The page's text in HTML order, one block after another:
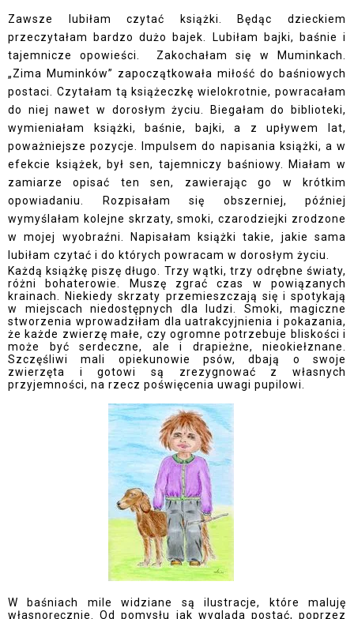
Zawsze lubiłam czytać książki. Będąc dzieckiem
przeczytałam bardzo dużo bajek. Lubiłam bajki, baśnie i
tajemnicze opowieści.
Zakochałam się w Muminkach.
„Zima Muminków” zapoczątkowała miłość do baśniowych
postaci. Czytałam tą książeczkę wielokrotnie, powracałam
do niej nawet w dorosłym życiu. Biegałam do biblioteki,
wymieniałam książki, baśnie, bajki, a z upływem lat,
poważniejsze pozycje. Impulsem do napisania książki, a w
efekcie książek, był sen, tajemniczy baśniowy. Miałam w
zamiarze opisać ten sen, zawierając go w krótkim
opowiadaniu. Rozpisałam się obszerniej, później
wymyślałam kolejne skrzaty, smoki, czarodziejki zrodzone
w mojej wyobraźni. Napisałam książki takie, jakie sama
lubiłam czytać i do których powracam w dorosłym życiu.
Każdą książkę piszę długo. Trzy wątki, trzy odrębne światy,
różni bohaterowie. Muszę zgrać czas w powiązanych
krainach. Niekiedy skrzaty przemieszczają się i spotykają
w miejscach niedostępnych dla ludzi. Smoki, magiczne
stworzenia wprowadziłam dla uatrakcyjnienia i pokazania,
że każde zwierzę małe, czy ogromne potrzebuje bliskości i
może być serdeczne, ale i drapieżne, nieokiełznane.
Szczęśliwi mali opiekunowie psów, dbają o swoje
zwierzęta i gotowi są zrezygnować z własnych
przyjemności, na rzecz poświęcenia uwagi pupilowi.
W baśniach mile widziane są ilustracje, które maluję
własnoręcznie. Od pomysłu jak wygląda postać, poprzez